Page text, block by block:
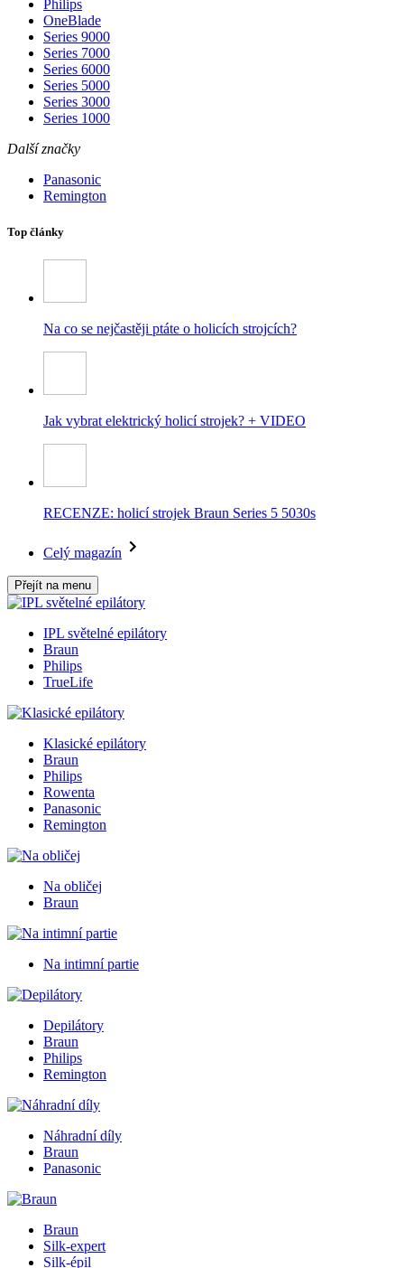
Philips
OneBlade
Series 9000
Series 7000
Series 6000
Series 5000
Series 3000
Series 1000
Další značky
Panasonic
Remington
Top články
Na co se nejčastěji ptáte o holicích strojcích?
Jak vybrat elektrický holicí strojek? + VIDEO
RECENZE: holicí strojek Braun Series 5 5030s
Celý magazín
Přejít na menu
IPL světelné epilátory
Braun
Philips
TrueLife
Klasické epilátory
Braun
Philips
Rowenta
Panasonic
Remington
Na obličej
Braun
Na intimní partie
Depilátory
Braun
Philips
Remington
Náhradní díly
Braun
Panasonic
Braun
Silk-expert
Silk-épil